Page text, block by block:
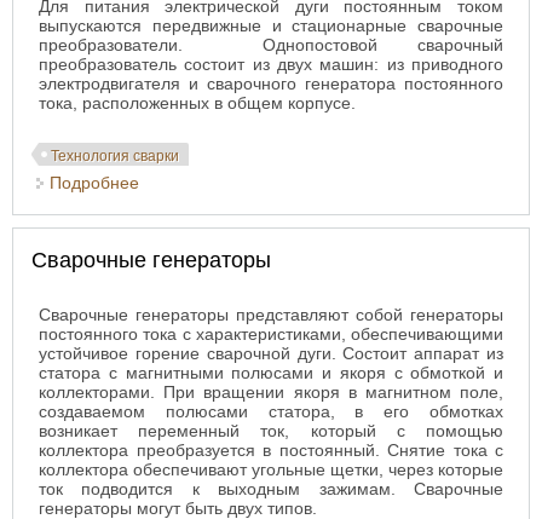
Для питания электрической дуги постоянным током
выпускаются передвижные и стационарные сварочные
преобразователи. Однопостовой сварочный
преобразователь состоит из двух машин: из приводного
электродвигателя и сварочного генератора постоянного
тока, расположенных в общем корпусе.
Технология сварки
Подробнее
Сварочные генераторы
Сварочные генераторы представляют собой генераторы
постоянного тока с характеристиками, обеспечивающими
устойчивое горение сварочной дуги. Состоит аппарат из
статора с магнитными полюсами и якоря с обмоткой и
коллекторами. При вращении якоря в магнитном поле,
создаваемом полюсами статора, в его обмотках
возникает переменный ток, который с помощью
коллектора преобразуется в постоянный. Снятие тока с
коллектора обеспечивают угольные щетки, через которые
ток подводится к выходным зажимам. Сварочные
генераторы могут быть двух типов.